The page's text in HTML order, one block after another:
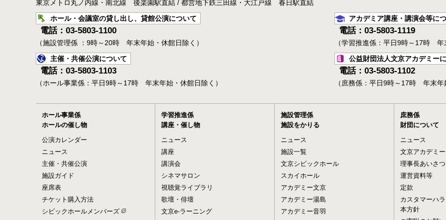
東京メトロ丸ノ内線・南北線 後楽園駅直結 / 都営地下鉄三田線・大江戸線 春日駅直結
ホール・会議室の貸し出し、貸館公演について
電話：03-5803-1100
（施設管理係 ：9時～20時 年末年始・休館日除く）
主催・共催公演について
電話：03-5803-1103
（ホール事業係：平日9時～17時 年末年始・休館日除く）
アカデミア講座・講演会等に
電話：03-5803-1119
（学習推進係：平日9時～17時
公益財団法人文京アカデミー
電話：03-5803-1102
（庶務係：平日9時～17時 年末
ホール事業係
ホールの催し物
公演カレンダー
ニュース
主催・共催公演
施設ガイド
座席表
チケット購入方法
シビックホールメンバーズ
学習推進係
講座・催し物
ニュース
講座
講演会
シネマサロン
視聴覚ライブラリ
歌壇・俳壇
文京e-ラーニング
施設管理係
施設をかりる
ニュース
施設一覧
文京シビックホール
スカイホール
アカデミー文京
アカデミー湯島
アカデミー音羽
庶務係
財団について
ニュース
文京アカデミ
理事長あいさつ
運営資料等
定款
カスタマーハ
本方針